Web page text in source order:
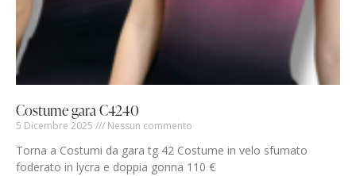
Costume gara C4240
5 Dicembre 2025 Nessun commento
Torna a Costumi da gara tg 42 Costume in velo sfumato
foderato in lycra e doppia gonna 110 €